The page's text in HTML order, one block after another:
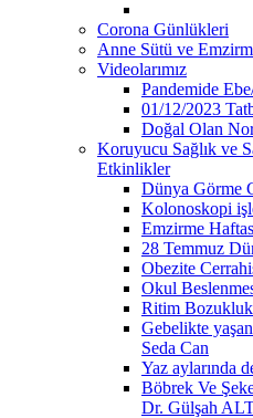
Corona Günlükleri
Anne Sütü ve
Videolarımız
Pandemide
01/12/2023
Doğal Olan
Koruyucu Sağlık ve
Etkinlikler
Dünya Görme
Kolonoskopi
Emzirme
28 Temmuz
Obezite
Okul
Ritim
Gebelikte
Seda Can
Yaz aylarında
Böbrek Ve
Dr. Gülşah